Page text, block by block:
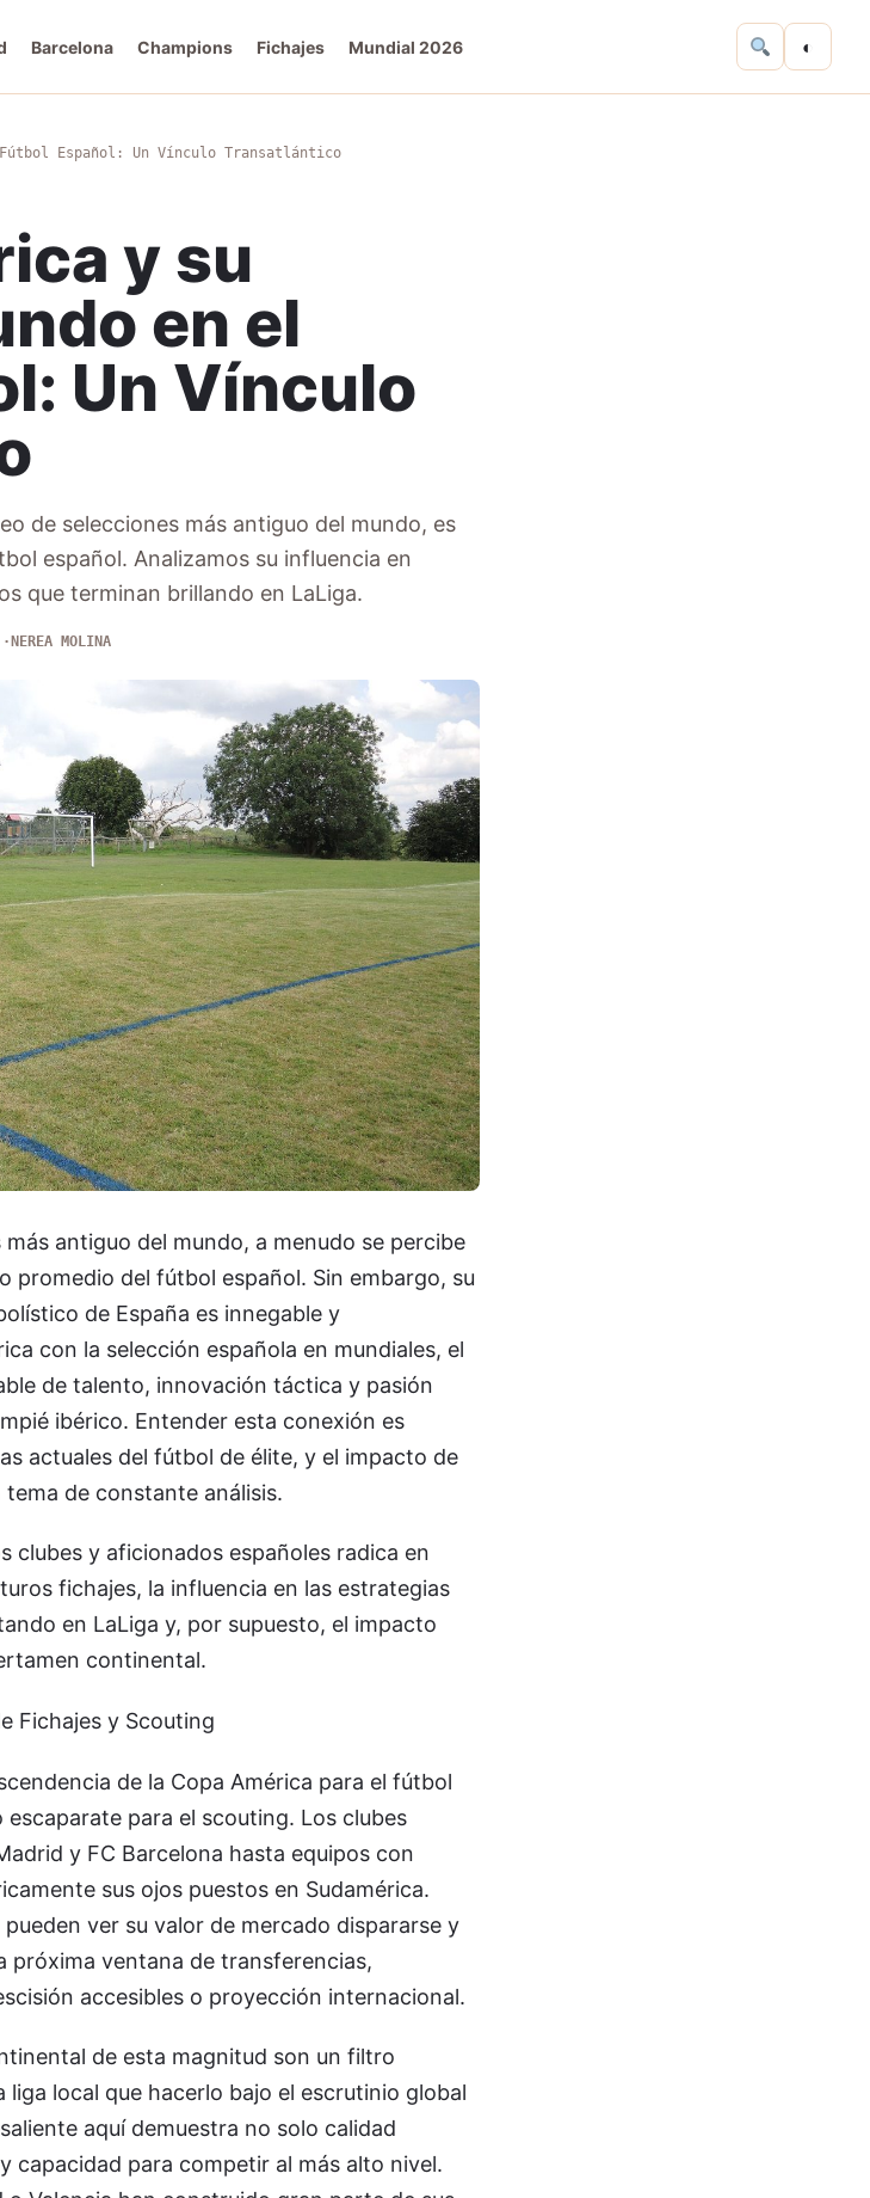
Barcelona Champions Fichajes Mundial 2026 ◐
Español: Un Vínculo Transatlántico
y su
en el
Un Vínculo
de selecciones más antiguo del mundo, es
español. Analizamos su influencia en
que terminan brillando en LaLiga.
NEREA MOLINA
antiguo del mundo, a menudo se percibe
promedio del fútbol español. Sin embargo, su
de España es innegable y
con la selección española en mundiales, el
de talento, innovación táctica y pasión
ibérico. Entender esta conexión es
actuales del fútbol de élite, y el impacto de
de constante análisis.
clubes y aficionados españoles radica en
fichajes, la influencia en las estrategias
en LaLiga y, por supuesto, el impacto
continental.
Fichajes y Scouting
de la Copa América para el fútbol
para el scouting. Los clubes
y FC Barcelona hasta equipos con
sus ojos puestos en Sudamérica.
ver su valor de mercado dispararse y
ventana de transferencias,
accesibles o proyección internacional.
de esta magnitud son un filtro
local que hacerlo bajo el escrutinio global
aquí demuestra no solo calidad
capacidad para competir al más alto nivel.